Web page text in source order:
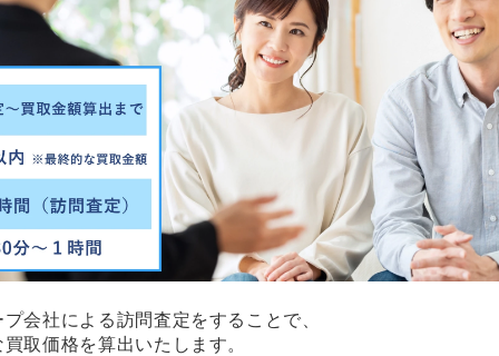
会社による訪問査定をすることで、
取価格を算出いたします。